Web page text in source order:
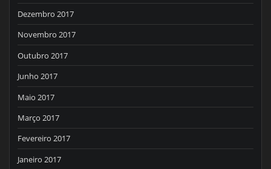
Dezembro 2017
Novembro 2017
Outubro 2017
Junho 2017
Maio 2017
Março 2017
Fevereiro 2017
Janeiro 2017